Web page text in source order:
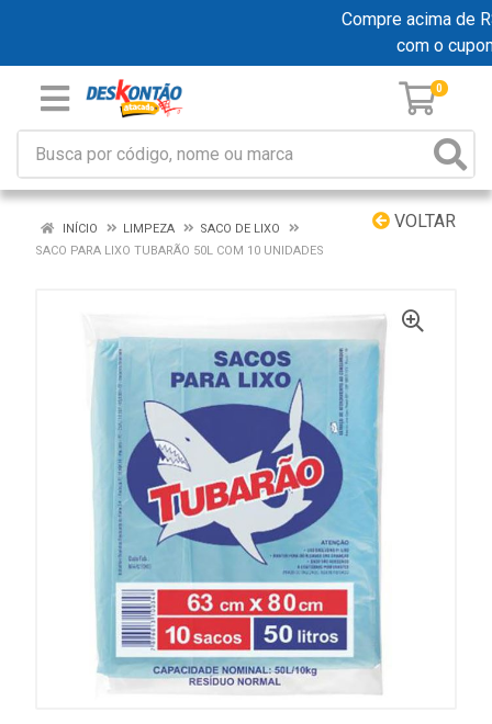
Compre acima de
com o
0
VOLTAR
INÍCIO LIMPEZA
SACO DE LIXO
SACO PARA LIXO TUBARÃO 50L COM 10 UNIDADES